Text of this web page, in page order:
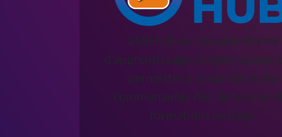
258HUB est une plateforme
d’apprentissage en ligne conçue
permettre aux membres des
communautés ASL de trouver
formations en ligne.